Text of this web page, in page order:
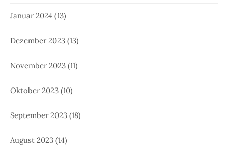
Januar 2024 (13)
Dezember 2023 (13)
November 2023 (11)
Oktober 2023 (10)
September 2023 (18)
August 2023 (14)